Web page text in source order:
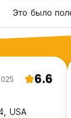
Это было
6.6
USA